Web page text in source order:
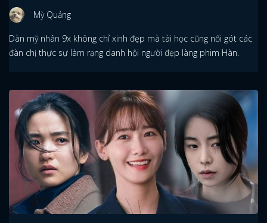
Mỳ Quảng
Dàn mỹ nhân 9x không chỉ xinh đẹp mà tài học cũng nối gót các
đàn chị thực sự làm rạng danh hội người đẹp làng phim Hàn.